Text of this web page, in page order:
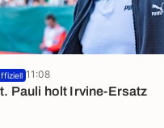
Pauli holt Irvine-Ersatz
11:08